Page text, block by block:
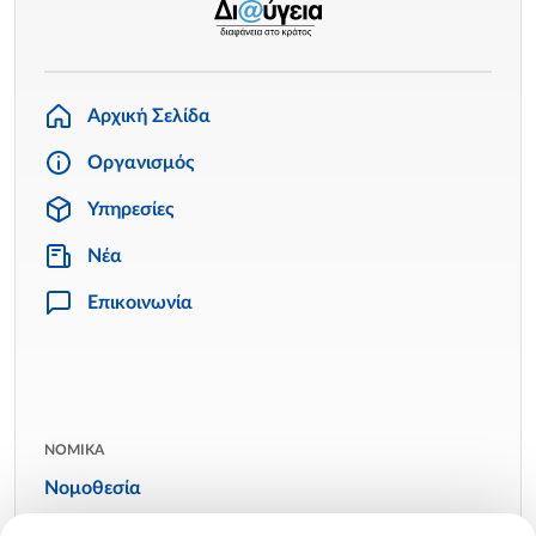
Αρχική Σελίδα
Οργανισμός
Υπηρεσίες
Νέα
Επικοινωνία
ΝΟΜΙΚΑ
Νομοθεσία